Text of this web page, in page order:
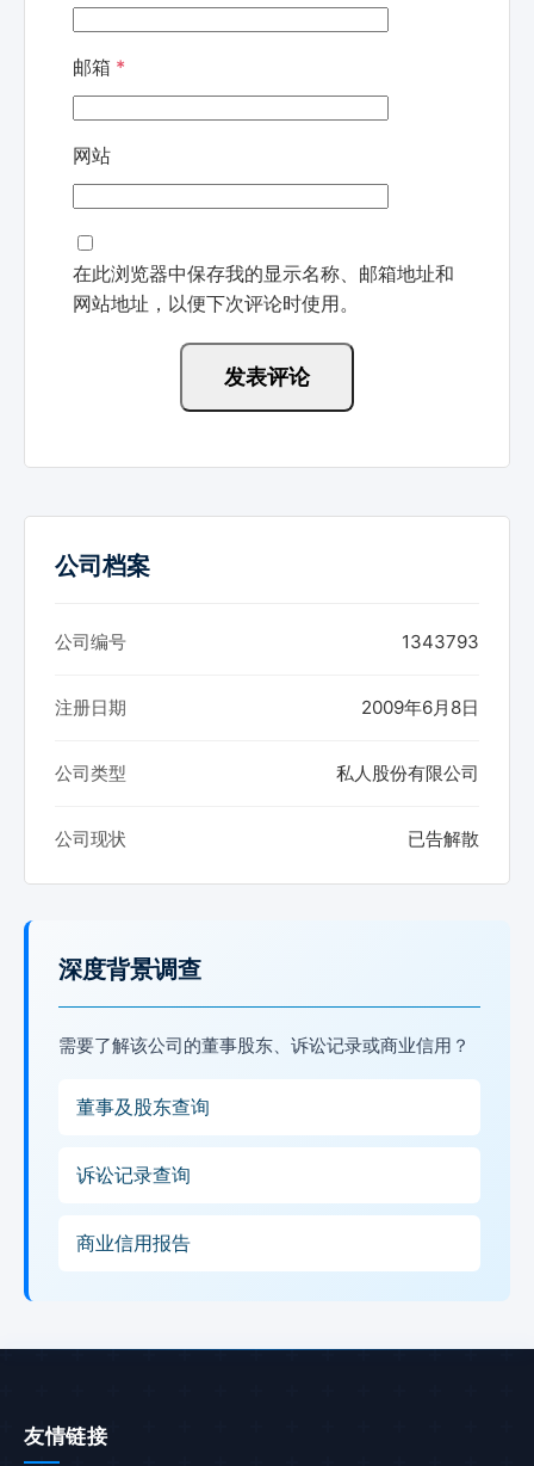
邮箱 *
网站
在此浏览器中保存我的显示名称、邮箱地址和
网站地址，以便下次评论时使用。
公司档案
公司编号 1343793
注册日期 2009年6月8日
公司类型 私人股份有限公司
公司现状 已告解散
深度背景调查
需要了解该公司的董事股东、诉讼记录或商业信用？
董事及股东查询
诉讼记录查询
商业信用报告
友情链接